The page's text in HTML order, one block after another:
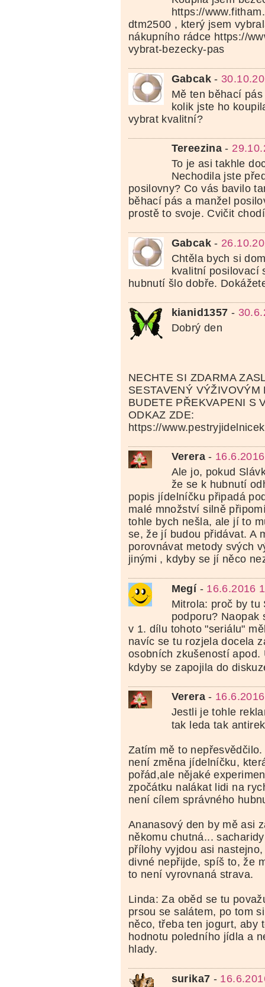
https://
dtm2500 , který jsem
nákupního rádce https://
vybrat-bezecky-pas
Gabcak-
Mě ten běhací
kolik jste ho
vybrat kvalitní?
Tereezina -
To je asi takhle
Nechodila jste
posilovny? Co vás bavilo
běhací pás a manžel
prostě to svoje. Cvičit
Gabcak-
Chtěla bych si
kvalitní posilovací
hubnutí šlo dobře.
kianid1357 -
Dobrý den
NECHTE SI ZDARMA
SESTAVENÝ VÝŽIVOVÝM
BUDETE PŘEKVAPENI S
ODKAZ ZDE:
https://
Verera-
Ale jo, pokud
že se k hubnutí
popis jídelníčku připadá
malé množství silně
tohle bych nešla, ale jí to
se, že jí budou přidávat. A
porovnávat metody svých
jinými , kdyby se jí něco
Megí- 16.6.2016
Mitrola: proč by tu
podporu? Naopak
v 1. dílu tohoto "seriálu"
navíc se tu rozjela docela
osobních zkušeností apod.
kdyby se zapojila do
Verera-
Jestli je tohle
tak leda tak
Zatím mě to
není změna jídelníčku,
pořád,ale nějaké
zpočátku nalákat lidi na
není cílem správného
Ananasový den by mě asi
někomu chutná...
přílohy vyjdou asi
divné nepřijde, spíš to, že
to není vyrovnaná strava.
Linda: Za oběd se tu
prsou se salátem, po tom
něco, třeba ten jogurt, aby
hodnotu poledního jídla a
hlady.
surika7 -